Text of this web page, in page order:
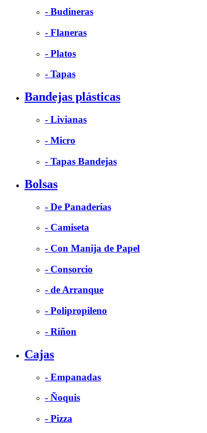
- Budineras
- Flaneras
- Platos
- Tapas
Bandejas plásticas
- Livianas
- Micro
- Tapas Bandejas
Bolsas
- De Panaderías
- Camiseta
- Con Manija de Papel
- Consorcio
- de Arranque
- Polipropileno
- Riñon
Cajas
- Empanadas
- Ñoquis
- Pizza